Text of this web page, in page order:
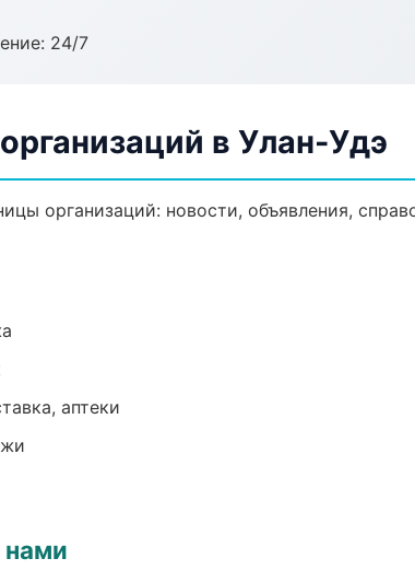
24/7
в Улан-Удэ
организаций: новости, объявления,
аптеки